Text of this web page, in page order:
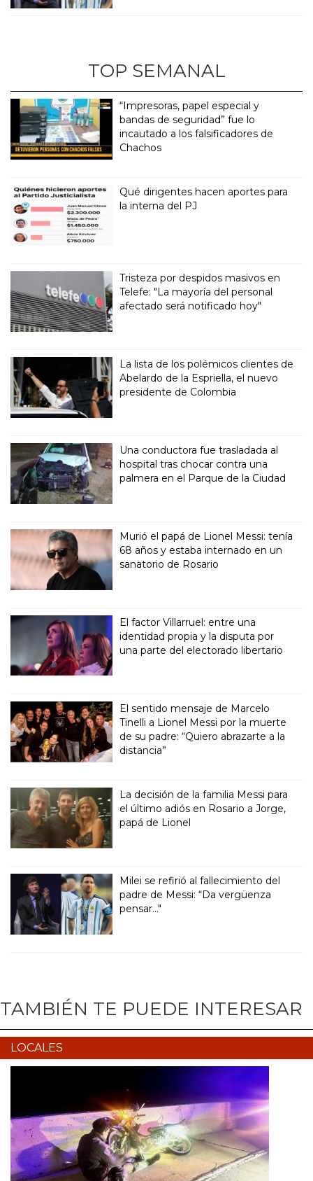
TOP SEMANAL
“Impresoras, papel especial y
bandas de seguridad” fue lo
incautado a los falsificadores de
Chachos
Qué dirigentes hacen aportes para
la interna del PJ
Tristeza por despidos masivos en
Telefe: "La mayoría del personal
afectado será notificado hoy"
La lista de los polémicos clientes de
Abelardo de la Espriella, el nuevo
presidente de Colombia
Una conductora fue trasladada al
hospital tras chocar contra una
palmera en el Parque de la Ciudad
Murió el papá de Lionel Messi: tenía
68 años y estaba internado en un
sanatorio de Rosario
El factor Villarruel: entre una
identidad propia y la disputa por
una parte del electorado libertario
El sentido mensaje de Marcelo
Tinelli a Lionel Messi por la muerte
de su padre: “Quiero abrazarte a la
distancia”
La decisión de la familia Messi para
el último adiós en Rosario a Jorge,
papá de Lionel
Milei se refirió al fallecimiento del
padre de Messi: “Da vergüenza
pensar..."
TAMBIÉN TE PUEDE INTERESAR
LOCALES